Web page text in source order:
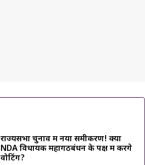
राज्यसभा चुनाव में नया समीकरण! क्या
NDA विधायक महागठबंधन के पक्ष में करेंगे
वोटिंग?